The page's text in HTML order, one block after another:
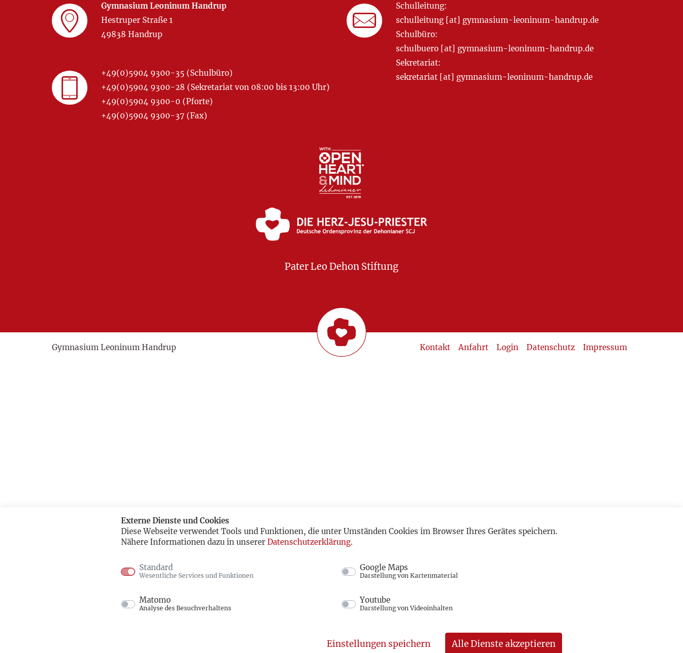
Gymnasium Leoninum Handrup
Hestruper Straße 1
49838 Handrup
+49(0)5904 9300-35 (Schulbüro)
+49(0)5904 9300-28 (Sekretariat von 08:00 bis 13:00 Uhr)
+49(0)5904 9300-0 (Pforte)
+49(0)5904 9300-37 (Fax)
Schulleitung:
schulleitung [at] gymnasium-leoninum-handrup.de
Schulbüro:
schulbuero [at] gymnasium-leoninum-handrup.de
Sekretariat:
sekretariat [at] gymnasium-leoninum-handrup.de
Pater Leo Dehon Stiftung
Kontakt Anfahrt Login Datenschutz Impressum
Gymnasium Leoninum Handrup
Externe Dienste und Cookies
Diese Webseite verwendet Tools und Funktionen, die unter Umständen Cookies im Browser Ihres Gerätes speichern.
Nähere Informationen dazu in unserer Datenschutzerklärung.
Standard
Wesentliche Services und Funktionen
Google Maps
Darstellung von Kartenmaterial
Matomo
Analyse des Besuchverhaltens
Youtube
Darstellung von Videoinhalten
Alle Dienste akzeptieren
Einstellungen speichern